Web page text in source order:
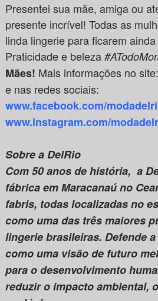
Presentei sua mãe, amiga ou
presente incrível! Todas as
linda lingerie para ficarem
Praticidade e beleza
Mães! Mais informações no site:
e nas redes sociais:
www.facebook.com/
www.instagram.com/
Sobre a DelRio
Com 50 anos de história, a
fábrica em Maracanaú no
fabris, todas localizadas no
como uma das três maiores
lingerie brasileiras. Defende
como uma visão de futuro
para o desenvolvimento
reduzir o impacto ambiental,